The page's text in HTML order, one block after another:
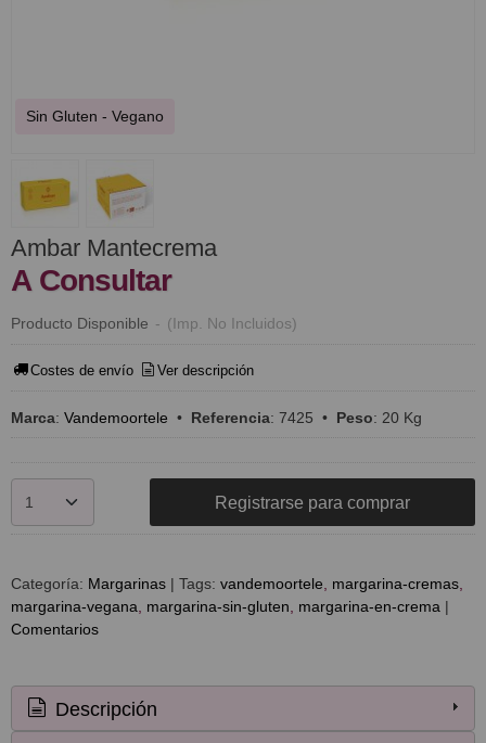
Sin Gluten - Vegano
Ambar Mantecrema
A Consultar
Producto Disponible - (Imp. No Incluidos)
Costes de envío Ver descripción
Marca: Vandemoortele • Referencia: 7425 • Peso: 20 Kg
Registrarse para comprar
Categoría: Margarinas | Tags: vandemoortele
margarina-cremas
margarina-vegana
margarina-sin-gluten margarina-en-crema |
Comentarios
Descripción